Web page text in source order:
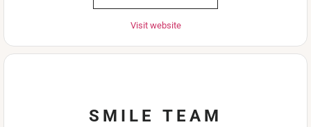
Visit website
SMILE TEAM